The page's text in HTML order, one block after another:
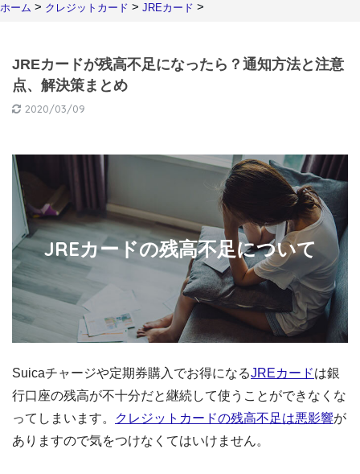
ホーム > クレジットカード > JREカード >
JREカードが残高不足になったら？通知方法と注意
点、解決策まとめ
2020/03/09
JREカードの残高不足について
Suicaチャージや定期券購入でお得になるJREカードは銀
行口座の残高が不十分だと継続して使うことができなくな
ってしまいます。
クレジットカードの残高不足は悪影響が
ありますので気をつけなくてはいけません。